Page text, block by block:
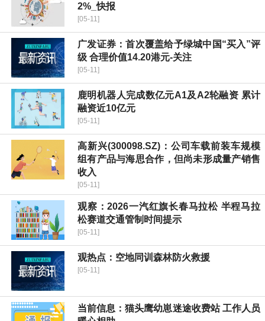
2%_快报
[05-11]
广发证券：首次覆盖给予绿城中国“买入”评
级 合理价值14.20港元-关注
[05-11]
鹿明机器人完成数亿元A1及A2轮融资 累计
融资近10亿元
[05-11]
高新兴(300098.SZ)：公司车载前装车规模
组有产品与海思合作，但尚未形成量产销售
收入
[05-11]
观察：2026一汽红旗长春马拉松 半程马拉
松赛道交通管制时间提示
[05-11]
观热点：空地同训森林防火救援
[05-11]
当前信息：猫头鹰幼崽迷途收费站 工作人员